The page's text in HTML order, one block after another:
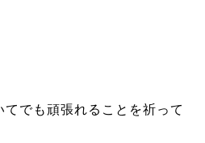
でも頑張れることを祈って